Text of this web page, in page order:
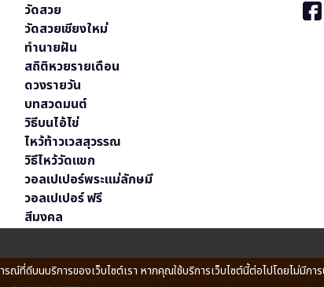
วัดสวย
วัดสวยเชียงใหม่
ทำนายฝัน
สถิติหวยรายเดือน
ดวงรายวัน
บทสวดมนต์
วิธีบนไอ้ไข่
ไหว้ท้าวเวสสุวรรณ
วิธีไหว้วัดแขก
วอลเปเปอร์พระแม่ลักษมี
วอลเปเปอร์ ฟรี
สีมงคล
ที่ดีบนบริการของเว็บไซต์เรา หากคุณใช้บริการเว็บไซต์นี้ต่อไปโดยไม่มีก